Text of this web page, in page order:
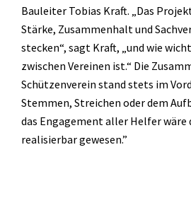
Bauleiter Tobias Kraft. „Das
Stärke, Zusammenhalt und
stecken“, sagt Kraft, „und wie
zwischen Vereinen ist.“ Die
Schützenverein stand stets im
Stemmen, Streichen oder dem
das Engagement aller Helfer
realisierbar gewesen.”